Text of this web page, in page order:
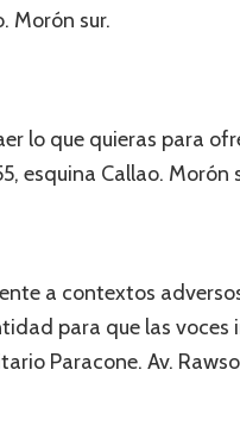
Morón sur.
lo que quieras para
esquina Callao. Morón
a contextos
para que las
Paracone. Av.